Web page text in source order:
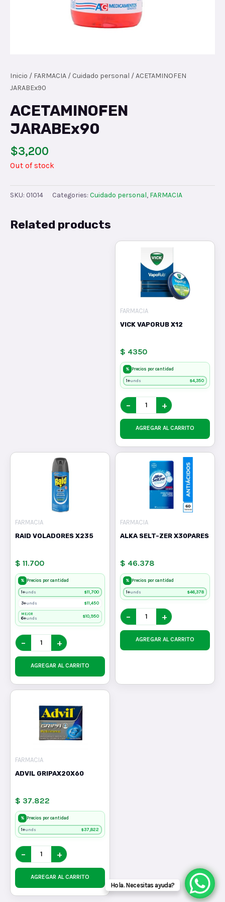
Inicio / FARMACIA / Cuidado personal / ACETAMINOFEN
JARABEx90
ACETAMINOFEN
JARABEx90
$3,200
Out of stock
SKU: 01014 Categories: Cuidado personal, FARMACIA
Related products
FARMACIA
VICK VAPORUB X12
$ 4350
% Precios por cantidad
1+unds $4,350
− +
AGREGAR AL CARRITO
FARMACIA
RAID VOLADORES X235
$ 11.700
% Precios por cantidad
1+unds $11,700
3+unds $11,450
MEJOR
6+unds $10,950
− +
AGREGAR AL CARRITO
FARMACIA
ALKA SELT-ZER X30PARES
$ 46.378
% Precios por cantidad
1+unds $46,378
− +
AGREGAR AL CARRITO
FARMACIA
ADVIL GRIPAX20X60
$ 37.822
% Precios por cantidad
1+unds $37,822
− +
AGREGAR AL CARRITO
Hola. Necesitas ayuda?